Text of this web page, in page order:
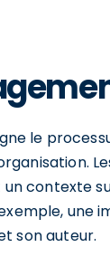
le
un contexte
une
son auteur.